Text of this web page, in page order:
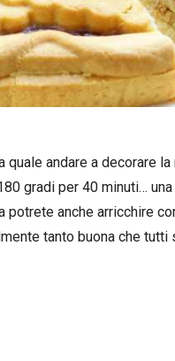
andare a decorare la
gradi per 40 minuti…
anche arricchire
tanto buona che tutti